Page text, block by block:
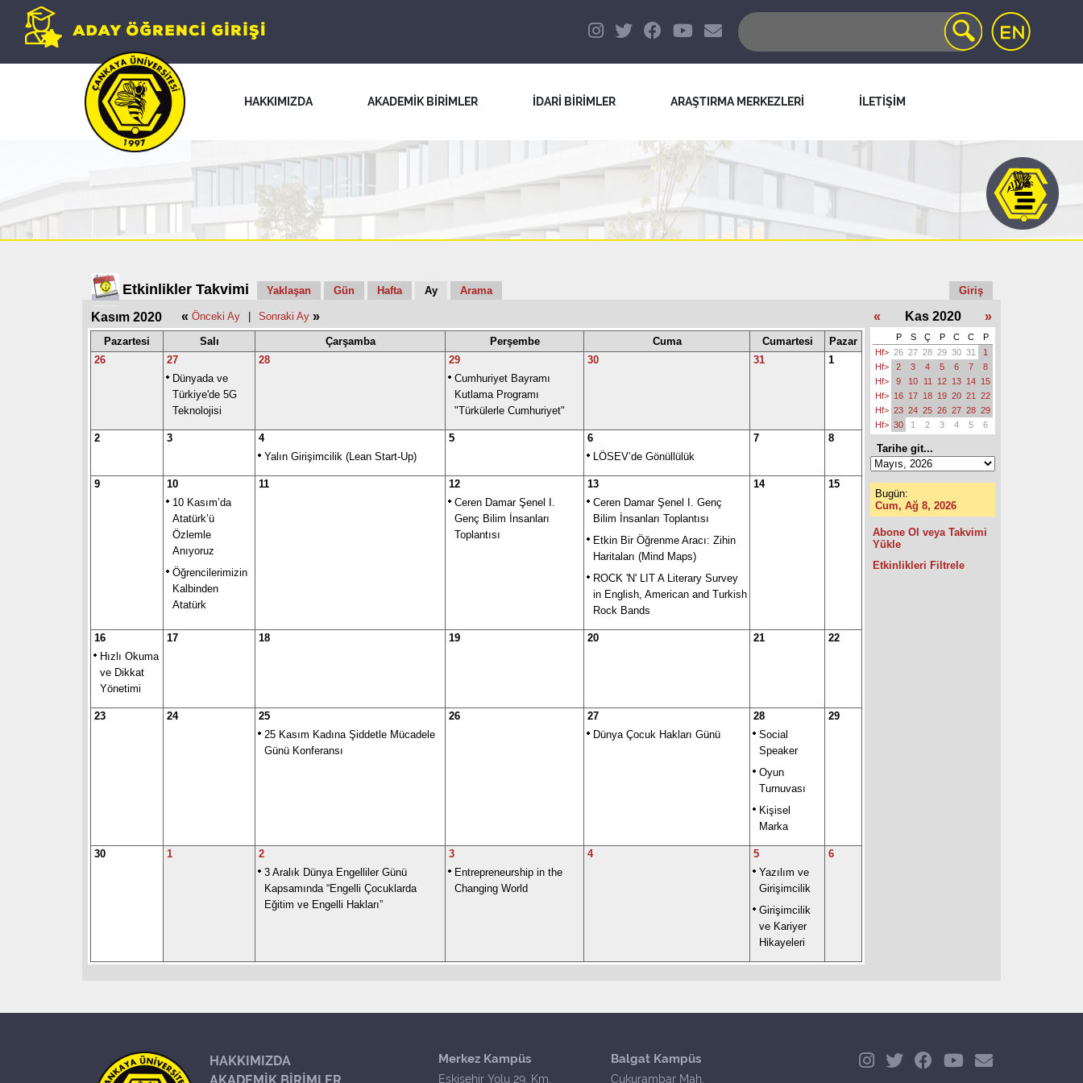
HAKKIMIZDA AKADEMİK BİRİMLER İDARİ BİRİMLER ARAŞTIRMA MERKEZLERİ İLETİŞİM
Etkinlikler Takvimi Yaklaşan Gün Hafta Ay Arama Giriş
Kasım 2020 « Önceki Ay Sonraki Ay »
Pazartesi Salı Çarşamba Perşembe Cuma Cumartesi
Pazar
26
27
Dünyada ve
Türkiye'de 5G
Teknolojisi
28
29
Cumhuriyet Bayramı
Kutlama Programı
"Türkülerle Cumhuriyet"
30 31 1
2 3
4
Yalın Girişimcilik (Lean Start-Up)
5
6
LÖSEV’de Gönüllülük
7 8
9
10
10 Kasım’da
Atatürk’ü
Özlemle
Anıyoruz
Öğrencilerimizin
Kalbinden
Atatürk
11
12
Ceren Damar Şenel I.
Genç Bilim İnsanları
Toplantısı
13
Ceren Damar Şenel I. Genç
Bilim İnsanları Toplantısı
Etkin Bir Öğrenme Aracı: Zihin
Haritaları (Mind Maps)
ROCK 'N' LIT A Literary Survey
in English, American and Turkish
Rock Bands
14 15
16
Hızlı Okuma
ve Dikkat
Yönetimi
17 18 19 20 21 22
23 24
25
25 Kasım Kadına Şiddetle Mücadele
Günü Konferansı
26
27
Dünya Çocuk Hakları Günü
28
Social
Speaker
Oyun
Turnuvası
Kişisel
Marka
29
30 1
2
3 Aralık Dünya Engelliler Günü
Kapsamında “Engelli Çocuklarda
Eğitim ve Engelli Hakları”
3
Entrepreneurship in the
Changing World
4
5
Yazılım ve
Girişimcilik
Girişimcilik
ve Kariyer
Hikayeleri
6
« Kas 2020 »
P S Ç P C C
P
Hf> 26 27 28 29 30 31
1
Hf>
2 3 4 5 6 7
8
Hf>
9 10 11 12 13 14 15
Hf> 16 17 18 19 20 21
22
Hf> 23 24 25 26 27 28 29
Hf> 30 1 2 3 4 5 6
Tarihe git...
Bugün:
Cum, Ağ 8, 2026
Abone Ol veya Takvimi
Yükle
Etkinlikleri Filtrele
HAKKIMIZDA
Merkez Kampüs
Eskişehir Yolu 29. Km.
Balgat Kampüs
Çukurambar Mah.